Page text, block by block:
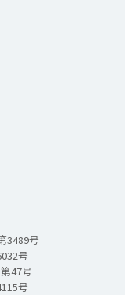
3489号
号
47号
号